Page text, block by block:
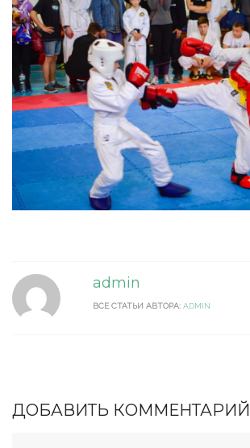
admin
ВСЕ СТАТЬИ АВТОРА: ADMIN
ДОБАВИТЬ КОММЕНТАРИЙ